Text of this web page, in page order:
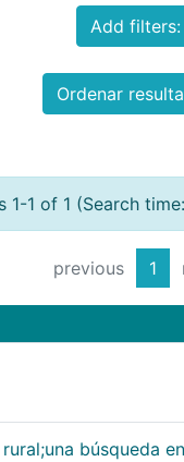
Add filters:
Ordenar
1-1 of 1 (Search
previous 1
búsqueda